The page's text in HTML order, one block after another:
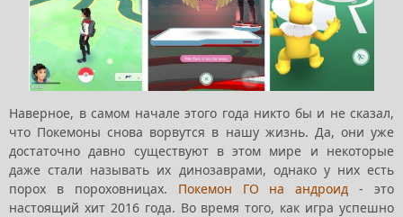
Наверное, в самом начале этого года никто бы и не сказал,
что Покемоны снова ворвутся в нашу жизнь. Да, они уже
достаточно давно существуют в этом мире и некоторые
даже стали называть их динозаврами, однако у них есть
порох в пороховницах. Покемон ГО на андроид - это
настоящий хит 2016 года. Во время того, как игра успешно